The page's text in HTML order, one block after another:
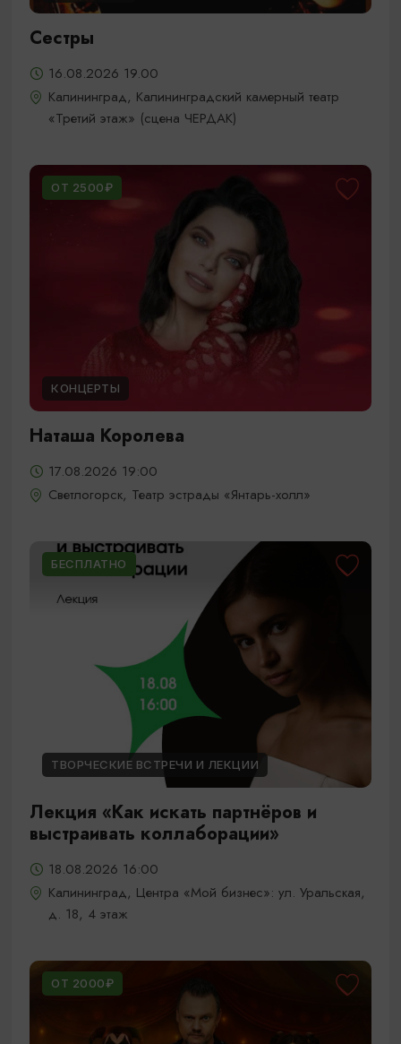
Сестры
16.08.2026 19.00
Калининград, Калининградский камерный театр
«Третий этаж» (сцена ЧЕРДАК)
ОТ 2500₽
КОНЦЕРТЫ
Наташа Королева
17.08.2026 19:00
Светлогорск, Театр эстрады «Янтарь-холл»
БЕСПЛАТНО
ТВОРЧЕСКИЕ ВСТРЕЧИ И ЛЕКЦИИ
Лекция «Как искать партнёров и
выстраивать коллаборации»
18.08.2026 16:00
Калининград, Центра «Мой бизнес»: ул. Уральская,
д. 18, 4 этаж
ОТ 2000₽